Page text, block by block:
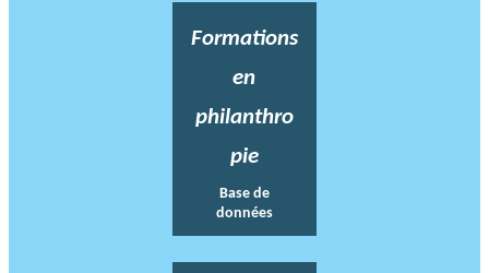
Formations
en
philanthro
pie
Base de
données